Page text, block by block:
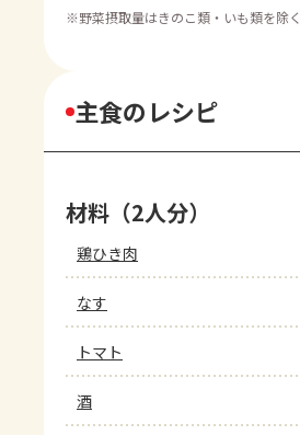
※野菜摂取量はきのこ類・いも類を除く
主食のレシピ
材料（2人分）
鶏ひき肉
なす
トマト
酒